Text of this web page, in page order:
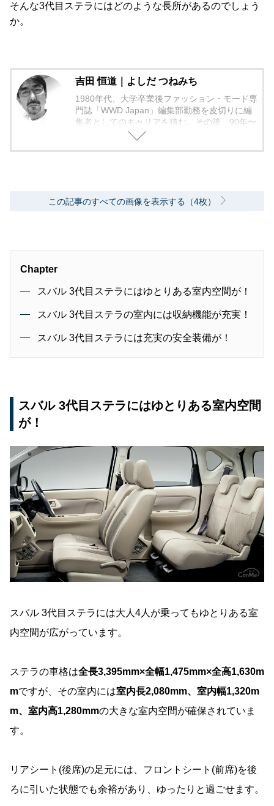
そんな3代目ステラにはどのような長所があるのでしょう
か。
吉田 恒道｜よしだ つねみち
1980年代、大学卒業後ファッション・モード専
門誌「WWD Japan」編集部勤務を皮切りに編
集者としてのキャリアを積む。その後、90年〜
2000年代、中堅出版社ダイヤモンド社の自動車
この記事のすべての画像を表示する（4枚）
Chapter
スバル 3代目ステラにはゆとりある室内空間が！
スバル 3代目ステラの室内には収納機能が充実！
スバル 3代目ステラには充実の安全装備が！
スバル 3代目ステラにはゆとりある室内空間
が！
スバル 3代目ステラには大人4人が乗ってもゆとりある室
内空間が広がっています。
ステラの車格は全長3,395mm×全幅1,475mm×全高1,630m
mですが、その室内には室内長2,080mm、室内幅1,320m
m、室内高1,280mmの大きな室内空間が確保されていま
す。
リアシート(後席)の足元には、フロントシート(前席)を後
ろに引いた状態でも余裕があり、ゆったりと過ごせます。